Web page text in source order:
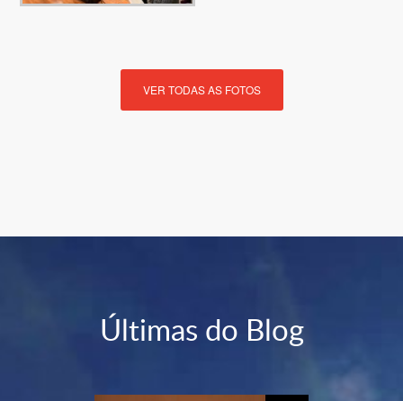
VER TODAS AS FOTOS
Últimas do Blog